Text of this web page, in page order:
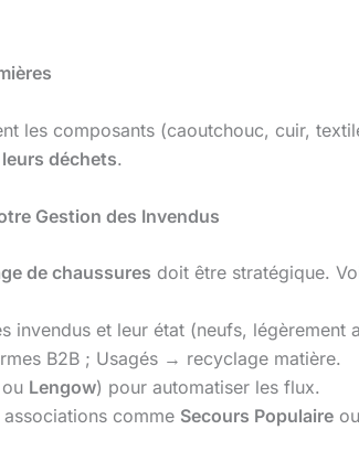
les composants (caoutchouc, cuir,
déchets.
Gestion des Invendus
de chaussures doit être stratégique.
invendus et leur état (neufs, légèrement
B2B ; Usagés → recyclage matière.
ou Lengow) pour automatiser les flux.
comme Secours Populaire ou